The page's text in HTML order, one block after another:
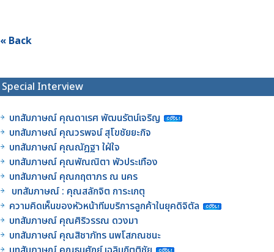
« Back
Special Interview
บทสัมภาษณ์ คุณดาเรศ พัฒนรัตน์เจริญ
บทสัมภาษณ์ คุณวรพจน์ สุโขชัยยะกิจ
บทสัมภาษณ์ คุณณัฎฐา ใฝ่ใจ
บทสัมภาษณ์ คุณพัณณิตา พัวประเทือง
บทสัมภาษณ์ คุณกฤตาภร ณ นคร
บทสัมภาษณ์ : คุณสลักจิต การะเกตุ
ความคิดเห็นของหัวหน้าทีมบริการลูกค้าในยุคดิจิตัล
บทสัมภาษณ์ คุณศิริวรรณ ดวงมา
บทสัมภาษณ์ คุณสิชาภัทร นพโสภณชนะ